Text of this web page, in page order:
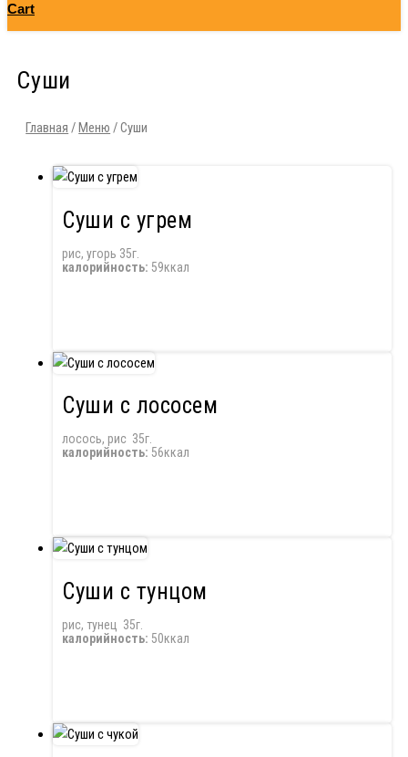
Cart
Суши
Главная /Меню / Суши
Суши с угрем
рис, угорь 35г.
калорийность: 59ккал
Суши с лососем
лосось, рис 35г.
калорийность: 56ккал
Суши с тунцом
рис, тунец 35г.
калорийность: 50ккал